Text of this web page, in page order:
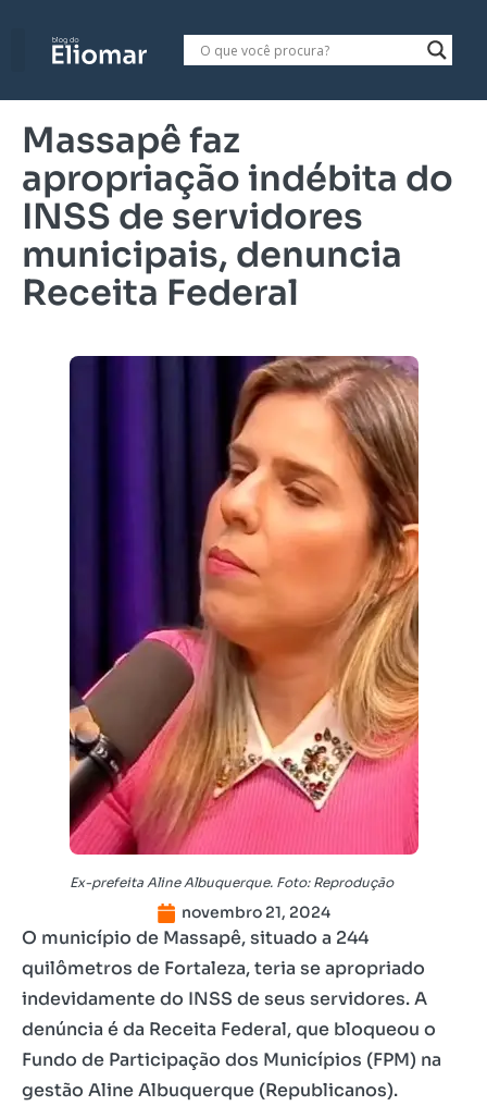
Massapê faz
apropriação indébita do
INSS de servidores
municipais, denuncia
Receita Federal
Ex-prefeita Aline Albuquerque. Foto: Reprodução
novembro 21, 2024
O município de Massapê, situado a 244
quilômetros de Fortaleza, teria se apropriado
indevidamente do INSS de seus servidores. A
denúncia é da Receita Federal, que bloqueou o
Fundo de Participação dos Municípios (FPM) na
gestão Aline Albuquerque (Republicanos).